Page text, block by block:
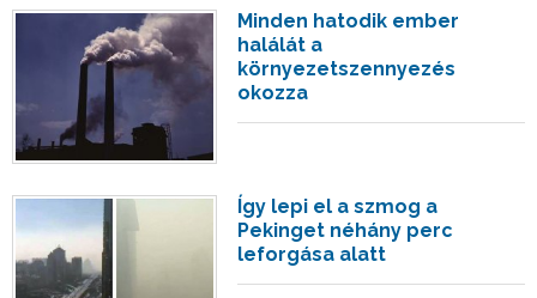
Minden hatodik ember
halálát a
környezetszennyezés
okozza
Így lepi el a szmog a
Pekinget néhány perc
leforgása alatt